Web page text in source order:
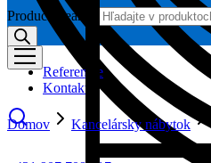
Products search
Referencie
Kontakt
Domov Kancelársky nábytok